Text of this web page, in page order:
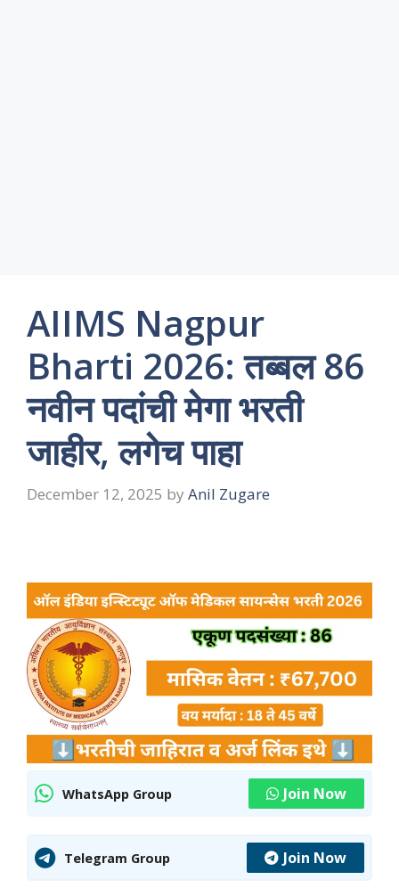
AIIMS Nagpur
Bharti 2026: तब्बल 86
नवीन पदांची मेगा भरती
जाहीर, लगेच पाहा
December 12, 2025 by Anil Zugare
WhatsApp Group Join Now
Telegram Group Join Now